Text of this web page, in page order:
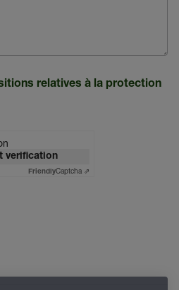
relatives à la protection
verification
FriendlyCaptcha ⇗